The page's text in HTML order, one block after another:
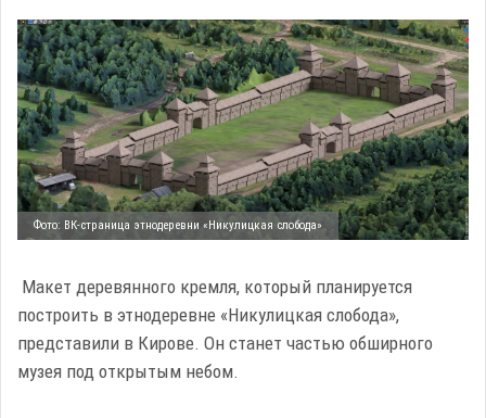
Фото: ВК-страница этнодеревни «Никулицкая слобода»
Макет деревянного кремля, который планируется
построить в этнодеревне «Никулицкая слобода»,
представили в Кирове. Он станет частью обширного
музея под открытым небом.